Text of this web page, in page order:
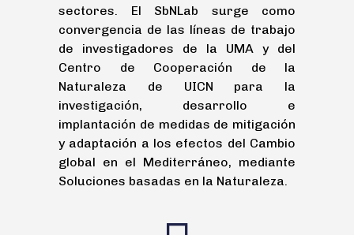
sectores. El SbNLab surge como
convergencia de las líneas de trabajo
de investigadores de la UMA y del
Centro de Cooperación de la
Naturaleza de UICN para la
investigación, desarrollo e
implantación de medidas de mitigación
y adaptación a los efectos del Cambio
global en el Mediterráneo, mediante
Soluciones basadas en la Naturaleza.